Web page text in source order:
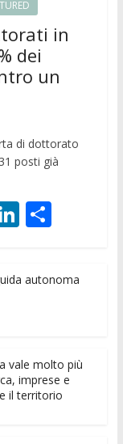
in
dei
un
di dottorato
posti già
Li
e
C
di
autonoma
vale molto più
imprese e
il territorio